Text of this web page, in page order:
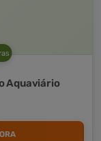
Aquaviário